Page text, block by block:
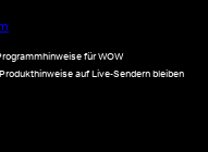
für WOW
auf Live-Sendern bleiben